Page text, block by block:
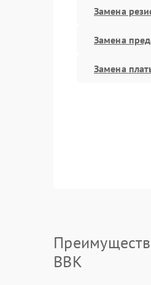
Замена
Замена
Замена
BBK